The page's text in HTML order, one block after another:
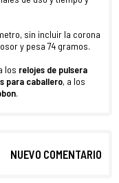
sin incluir la corona
y pesa 74 gramos.
los relojes de pulsera
para caballero, a los
.
NUEVO COMENTARIO